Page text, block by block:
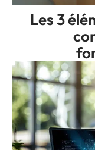
Les 3